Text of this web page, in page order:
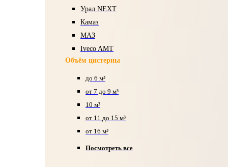
Урал NEXT
Камаз
МАЗ
Iveco AMT
Объём цистерны
до 6 м³
от 7 до 9 м³
10 м³
от 11 до 15 м³
от 16 м³
Посмотреть все